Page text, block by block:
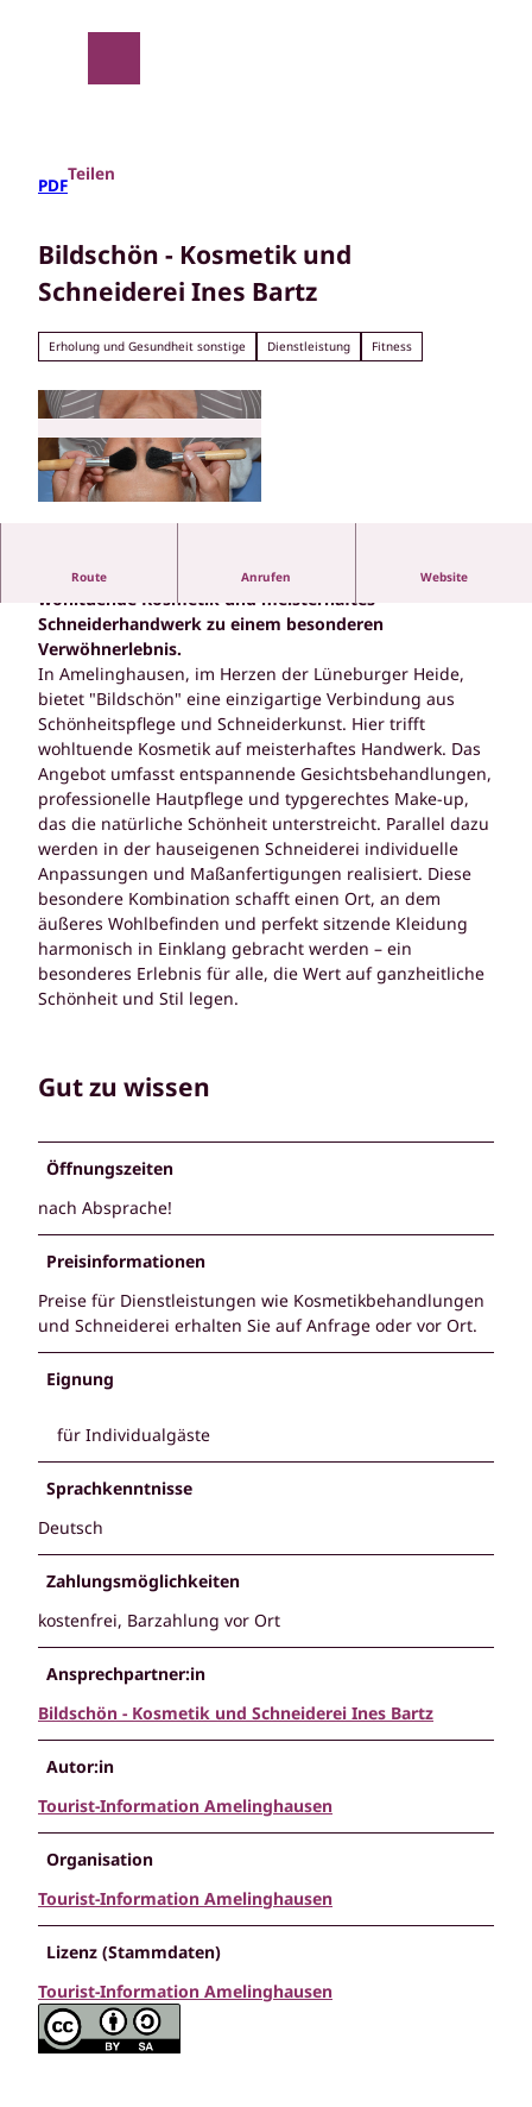
PDF
Teilen
Bildschön - Kosmetik und
Schneiderei Ines Bartz
Erholung und Gesundheit sonstige Dienstleistung Fitness
Route Anrufen Website
Einzigartig in Amelinghausen: Hier verbinden sich
wohltuende Kosmetik und meisterhaftes
Schneiderhandwerk zu einem besonderen
Verwöhnerlebnis.
In Amelinghausen, im Herzen der Lüneburger Heide,
bietet "Bildschön" eine einzigartige Verbindung aus
Schönheitspflege und Schneiderkunst. Hier trifft
wohltuende Kosmetik auf meisterhaftes Handwerk. Das
Angebot umfasst entspannende Gesichtsbehandlungen,
professionelle Hautpflege und typgerechtes Make-up,
das die natürliche Schönheit unterstreicht. Parallel dazu
werden in der hauseigenen Schneiderei individuelle
Anpassungen und Maßanfertigungen realisiert. Diese
besondere Kombination schafft einen Ort, an dem
äußeres Wohlbefinden und perfekt sitzende Kleidung
harmonisch in Einklang gebracht werden – ein
besonderes Erlebnis für alle, die Wert auf ganzheitliche
Schönheit und Stil legen.
Gut zu wissen
Öffnungszeiten
nach Absprache!
Preisinformationen
Preise für Dienstleistungen wie Kosmetikbehandlungen
und Schneiderei erhalten Sie auf Anfrage oder vor Ort.
Eignung
für Individualgäste
Sprachkenntnisse
Deutsch
Zahlungsmöglichkeiten
kostenfrei, Barzahlung vor Ort
Ansprechpartner:in
Bildschön - Kosmetik und Schneiderei Ines Bartz
Autor:in
Tourist-Information Amelinghausen
Organisation
Tourist-Information Amelinghausen
Lizenz (Stammdaten)
Tourist-Information Amelinghausen